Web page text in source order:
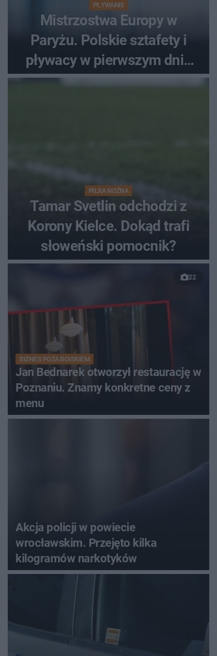
PŁYWANIE
Mistrzostwa Europy w
Paryżu. Polskie sztafety i
pływacy w pierwszym dniu
finałów
PIŁKA NOŻNA
Tamar Svetlin odchodzi z
Korony Kielce. Dokąd trafi
słoweński pomocnik?
22
BIZNES POZA BOISKIEM
Jan Bednarek otworzył restaurację w
Poznaniu. Znamy konkretne ceny z
menu
Akcja policji w powiecie
wrocławskim. Przejęto kilka
kilogramów narkotyków